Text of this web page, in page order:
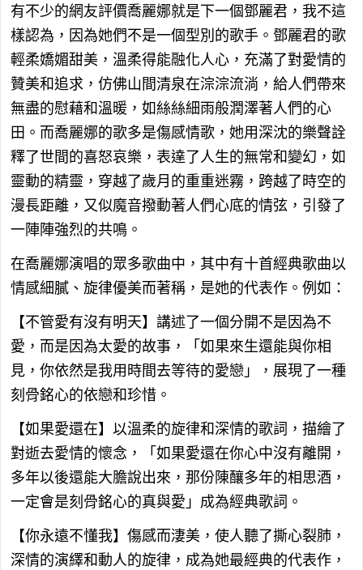
有不少的網友評價喬麗娜就是下一個鄧麗君，我不這
樣認為，因為她們不是一個型別的歌手。鄧麗君的歌
輕柔嬌媚甜美，溫柔得能融化人心，充滿了對愛情的
贊美和追求，仿佛山間清泉在淙淙流淌，給人們帶來
無盡的慰藉和溫暖，如絲絲細雨般潤澤著人們的心
田。而喬麗娜的歌多是傷感情歌，她用深沈的樂聲詮
釋了世間的喜怒哀樂，表達了人生的無常和變幻，如
靈動的精靈，穿越了歲月的重重迷霧，跨越了時空的
漫長距離，又似魔音撥動著人們心底的情弦，引發了
一陣陣強烈的共鳴。
在喬麗娜演唱的眾多歌曲中，其中有十首經典歌曲以
情感細膩、旋律優美而著稱，是她的代表作。例如：
【不管愛有沒有明天】講述了一個分開不是因為不
愛，而是因為太愛的故事，「如果來生還能與你相
見，你依然是我用時間去等待的愛戀」，展現了一種
刻骨銘心的依戀和珍惜。
【如果愛還在】以溫柔的旋律和深情的歌詞，描繪了
對逝去愛情的懷念，「如果愛還在你心中沒有離開，
多年以後還能大膽說出來，那份陳釀多年的相思酒，
一定會是刻骨銘心的真與愛」成為經典歌詞。
【你永遠不懂我】傷感而淒美，使人聽了撕心裂肺，
深情的演繹和動人的旋律，成為她最經典的代表作，